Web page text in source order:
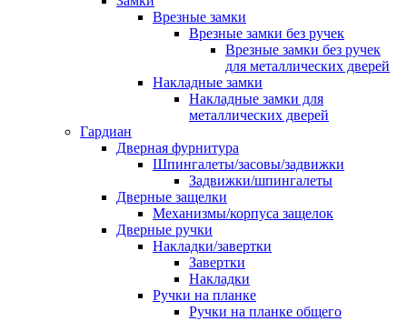
Врезные замки
Врезные замки без ручек
Врезные замки без ручек
для металлических дверей
Накладные замки
Накладные замки для
металлических дверей
Гардиан
Дверная фурнитура
Шпингалеты/засовы/задвижки
Задвижки/шпингалеты
Дверные защелки
Механизмы/корпуса защелок
Дверные ручки
Накладки/завертки
Завертки
Накладки
Ручки на планке
Ручки на планке общего